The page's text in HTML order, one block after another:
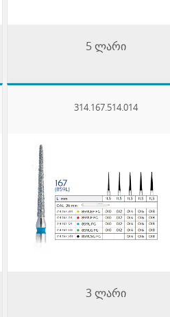
5 ლარი
314.167.514.014
3 ლარი